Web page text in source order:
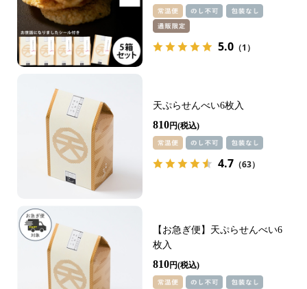
5.0 （1）
天ぷらせんべい6枚入
810円
4.7 （63）
【お急ぎ便】天ぷらせんべい6
枚入
810円